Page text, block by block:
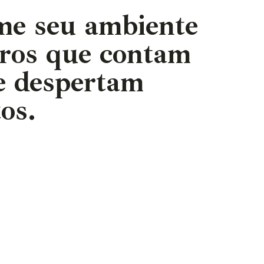
seu ambiente
que contam
despertam